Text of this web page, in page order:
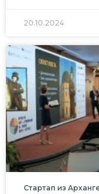
20.10.2024
Стартап из